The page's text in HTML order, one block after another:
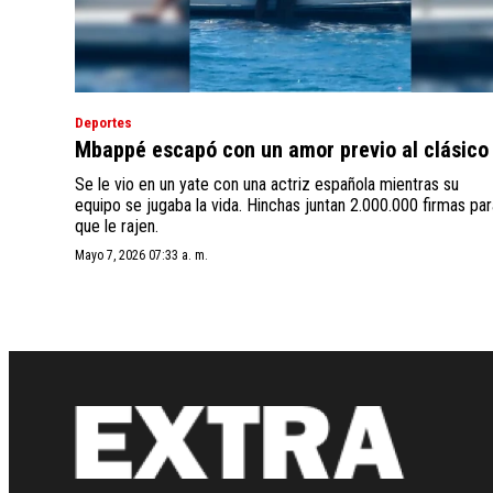
Deportes
Mbappé escapó con un amor previo al clásico
Se le vio en un yate con una actriz española mientras su
equipo se jugaba la vida. Hinchas juntan 2.000.000 firmas
que le rajen.
Mayo 7, 2026 07:33 a. m.